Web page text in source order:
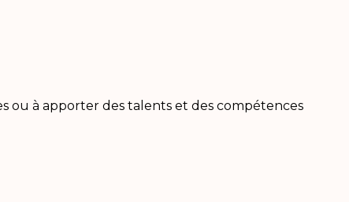
ou à apporter des talents et des compétences